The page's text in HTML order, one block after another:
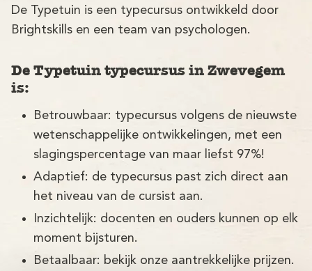
De Typetuin is een typecursus ontwikkeld door
Brightskills en een team van psychologen.
De Typetuin typecursus in Zwevegem
is:
Betrouwbaar: typecursus volgens de nieuwste
wetenschappelijke ontwikkelingen, met een
slagingspercentage van maar liefst 97%!
Adaptief: de typecursus past zich direct aan
het niveau van de cursist aan.
Inzichtelijk: docenten en ouders kunnen op elk
moment bijsturen.
Betaalbaar: bekijk onze aantrekkelijke prijzen.